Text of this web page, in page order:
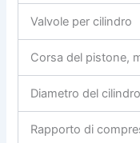
Valvole per cilindro
Corsa del pistone,
Diametro del
Rapporto di